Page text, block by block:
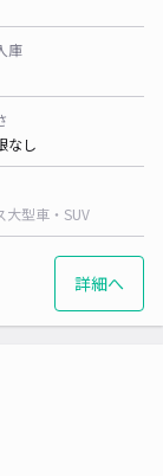
庫
なし
大型車・SUV
詳細へ